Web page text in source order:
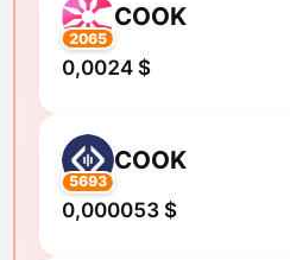
2065
COOK
0,0024 $
5693
COOK
0,000053 $